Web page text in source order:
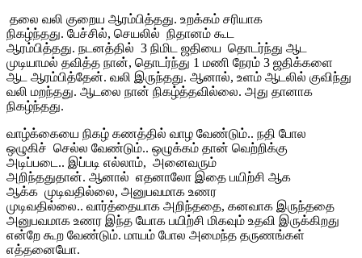
தலை வலி குறைய ஆரம்பித்தது. உறக்கம் சரியாக
நிகழ்ந்தது. பேச்சில், செயலில் நிதானம் கூட
ஆரம்பித்தது. நடனத்தில் 3 நிமிட ஜதியை தொடர்ந்து ஆட
முடியாமல் தவித்த நான், தொடர்ந்து 1 மணி நேரம் 3 ஜதிக்களை
ஆட ஆரம்பித்தேன். வலி இருந்தது. ஆனால், உளம் ஆடலில் குவிந்து
வலி மறந்தது. ஆடலை நான் நிகழ்த்தவில்லை. அது தானாக
நிகழ்ந்தது.
வாழ்க்கையை நிகழ் கணத்தில் வாழ வேண்டும்.. நதி போல
ஒழுகிச் செல்ல வேண்டும்.. ஒழுக்கம் தான் வெற்றிக்கு
அடிப்படை.. இப்படி எல்லாம், அனைவரும்
அறிந்ததுதான். ஆனால் எதனாலோ இதை பயிற்சி ஆக
ஆக்க முடிவதில்லை, அனுபவமாக உணர
முடிவதில்லை.. வார்த்தையாக அறிந்ததை, கனவாக இருந்ததை
அனுபவமாக உணர இந்த யோக பயிற்சி மிகவும் உதவி இருக்கிறது
என்றே கூற வேண்டும். மாயம் போல அமைந்த தருணங்கள்
எத்தனையோ.